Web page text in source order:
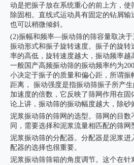
动是把振子放在系统重心的前上方，
除固相。直线式运动具有固定的钻屑输
也可以稍微倾斜。
(2)振幅和频率—振动筛的筛容量取决于
振动形式和振子旋转速度。振子的旋转
率的高低，旋转速度越大，振动频率越
一般国产高频振动筛的振动频率约为
小决定于振子的质量和偏心距，所谓振
距离， 振动强度是指振动筛振子所产
加速度的倍数，它反映了筛网作用在
论上讲，振动筛的振动幅度越大，除砂
泥浆振动筛的筛网的选型。筛网的目数
同，需要选择和泥浆流量相匹配的筛网
泥浆振动筛的分配器。分配器是泥浆
配器的选择也很重要。
泥浆振动筛筛箱的角度调节。这个在